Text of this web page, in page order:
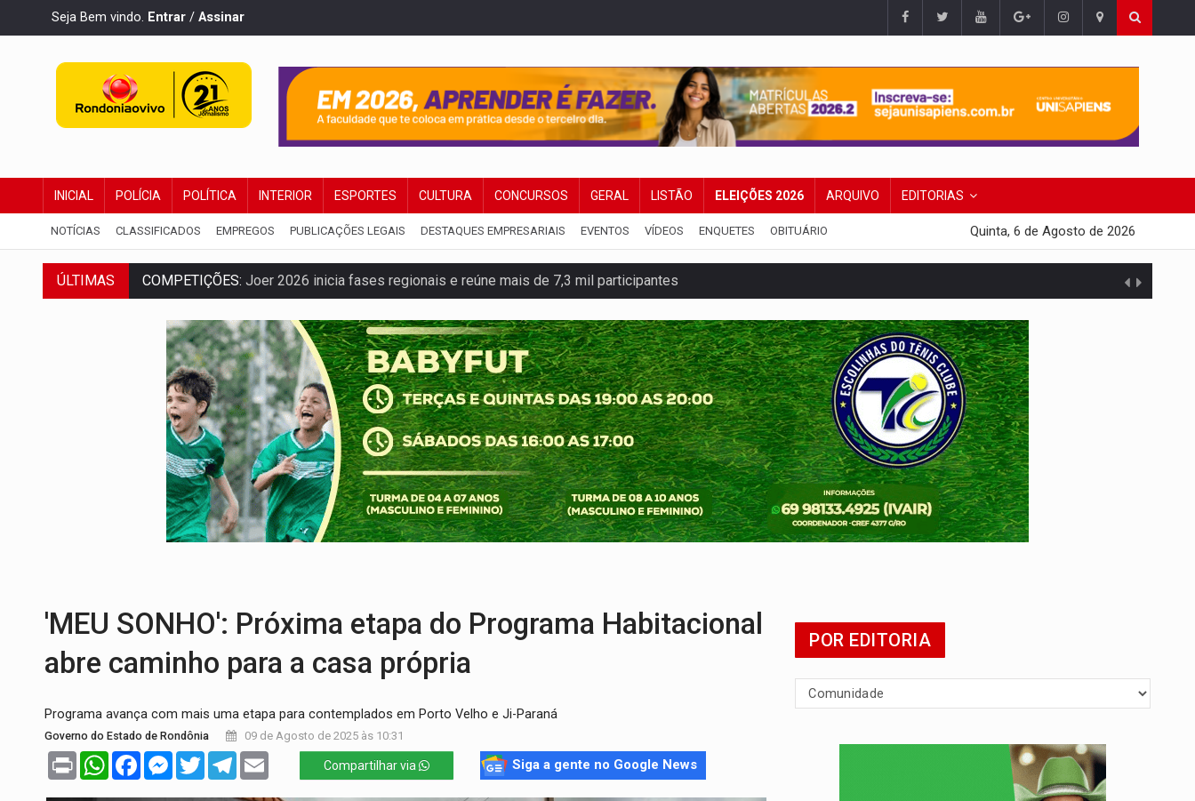
Seja Bem vindo. Entrar / Assinar
INICIAL POLÍCIA POLÍTICA INTERIOR ESPORTES CULTURA CONCURSOS GERAL LISTÃO ELEIÇÕES 2026 ARQUIVO EDITORIAS
NOTÍCIAS CLASSIFICADOS EMPREGOS PUBLICAÇÕES LEGAIS DESTAQUES EMPRESARIAIS EVENTOS VÍDEOS ENQUETES OBITUÁRIO Quinta, 6 de Agosto de 2026
ÚLTIMAS
COMPETIÇÕES:Joer 2026 inicia fases regionais e reúne mais de 7,3 mil participantes
PERIGO:Moradores denunciam escuridão e insegurança na Estrada dos Periquitos
COLIGAÇÃO:Reabertura de ação no TSE pode resultar em cassação de prefeita de Pimenta Bueno
INCLUSÃO:APAE Porto Velho abre inscrições para taekwondo
CLUBE DOS R$ 00,00:21 candidatos declaram patrimônio zero em Rondônia nas eleições de 2026
INTERIOR:Ouro Preto do Oeste realiza Cavalgada da Expo Show Norte neste sábado
DESENVOLVIMENTO:Ideb avança nos anos iniciais do ensino fundamental em Rondônia
VULGO 'UNIÃO':Chefe de facção criminosa é preso durante operação policial
Publicação Legal:CONVOCAÇÃO DAS ELEIÇÕES: SEATER/RO
'MEU SONHO': Próxima etapa do Programa Habitacional
abre caminho para a casa própria
Programa avança com mais uma etapa para contemplados em Porto Velho e Ji-Paraná
Governo do Estado de Rondônia 09 de Agosto de 2025 às 10:31
Print WhatsAppFacebookMessenger
TwitterTelegram Compartilhar via Siga a gente no Google News
POR EDITORIA